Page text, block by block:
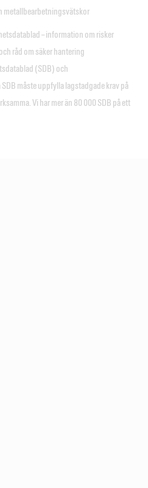
metallbearbetningsvätskor
– information om risker
råd om säker hantering
(SDB) och
måste uppfylla lagstadgade krav på
Vi har mer än 80 000 SDB på ett